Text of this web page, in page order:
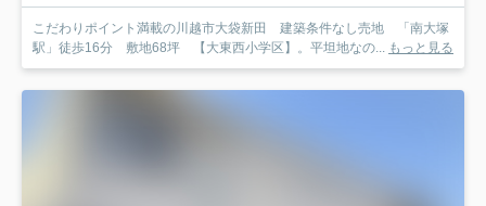
こだわりポイント満載の川越市大袋新田 建築条件なし売地 「南大塚
駅」徒歩16分 敷地68坪 【大東西小学区】。平坦地なの... もっと見る